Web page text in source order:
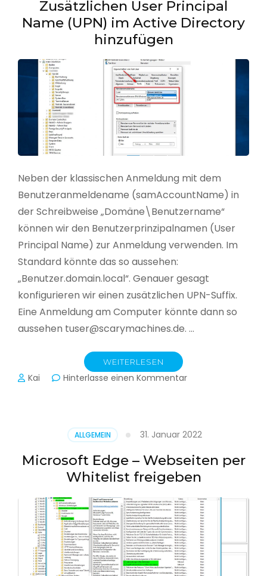
Zusätzlichen User Principal
Name (UPN) im Active Directory
hinzufügen
Neben der klassischen Anmeldung mit dem
Benutzeranmeldename (samAccountName) in
der Schreibweise „Domäne\Benutzername“
können wir den Benutzerprinzipalnamen (User
Principal Name) zur Anmeldung verwenden. Im
Standard könnte das so aussehen:
„Benutzer.domain.local“. Genauer gesagt
konfigurieren wir einen zusätzlichen UPN-Suffix.
Eine Anmeldung am Computer könnte dann so
aussehen tuser@scarymachines.de. …
WEITERLESEN
Kai Hinterlasse einen Kommentarzu
(UPN)
im
Active
Directory
ALLGEMEIN 31. Januar 2022
Microsoft Edge – Webseiten per
Whitelist freigeben